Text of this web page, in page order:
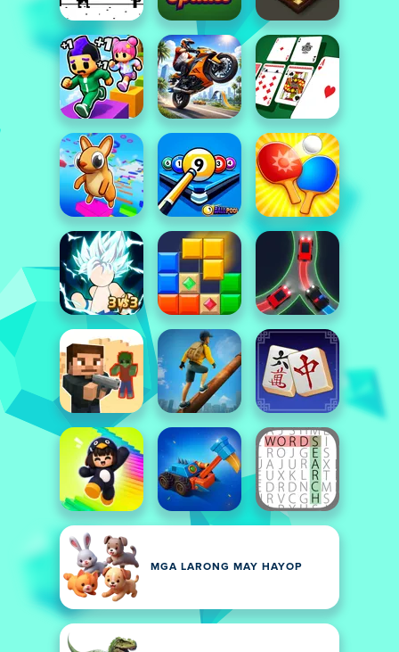
MGA LARONG MAY HAYOP